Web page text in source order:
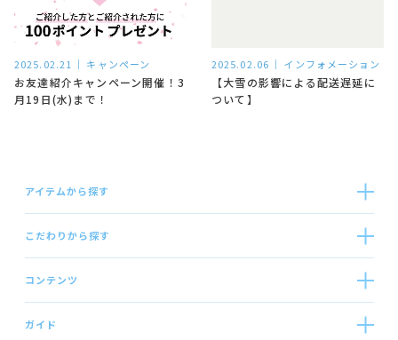
2025.02.21 キャンペーン
お友達紹介キャンペーン開催！3
月19日(水)まで！
2025.02.06 インフォメーション
【大雪の影響による配送遅延に
ついて】
アイテムから探す
こだわりから探す
コンテンツ
ガイド